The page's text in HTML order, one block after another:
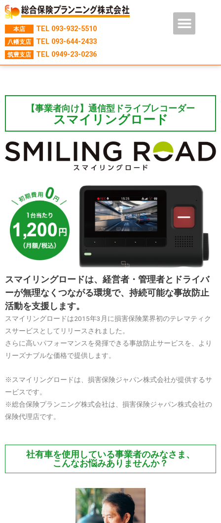
本店 TEL 093-932-5510
八幡支店 TEL 093-644-2433
筑豊支店 TEL 0949-23-0236
【事業者向け】 通信型ドライブレコーダー
スマイリングロード
スマイリングロードは、経営者・管理者とドライバ
ーが無理なくつながる環境で、持続可能な事故防止
活動を支援します。
スマイリングロードは2015年3月に損害保険業界初のテレマティク
スサービスとしてリリースされました。
さらに高いパフォーマンスを発揮できる事故防止サービスを、より
リーズナブルな価格で提供します。
※スマイリングロードは、損害保険ジャパン株式会社が提供するサ
ービスです。
※総合保険プランニング株式会社は、損害保険ジャパン株式会社の
保険代理店です。
社有車を使用している事業者のみなさま、
こんなお悩みありませんか？